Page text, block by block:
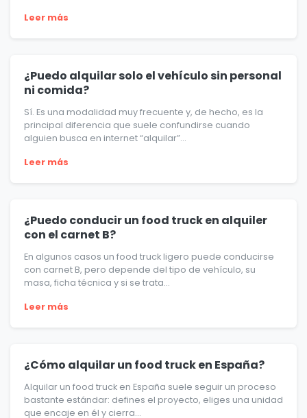
Leer más
¿Puedo alquilar solo el vehículo sin personal
ni comida?
Sí. Es una modalidad muy frecuente y, de hecho, es la
principal diferencia que suele confundirse cuando
alguien busca en internet “alquilar”...
Leer más
¿Puedo conducir un food truck en alquiler
con el carnet B?
En algunos casos un food truck ligero puede conducirse
con carnet B, pero depende del tipo de vehículo, su
masa, ficha técnica y si se trata...
Leer más
¿Cómo alquilar un food truck en España?
Alquilar un food truck en España suele seguir un proceso
bastante estándar: defines el proyecto, eliges una unidad
que encaje en él y cierra...